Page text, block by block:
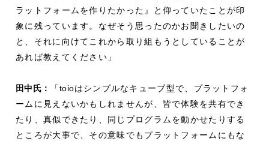
ラットフォームを作りたかった』と仰っていたことが印
象に残っています。なぜそう思ったのかお聞きしたいの
と、それに向けてこれから取り組もうとしていることが
あれば教えてください」
田中氏： 「toioはシンプルなキューブ型で、プラットフォ
ームに見えないかもしれませんが、皆で体験を共有でき
たり、真似できたり、同じプログラムを動かせたりする
ところが大事で、その意味でもプラットフォームにもな